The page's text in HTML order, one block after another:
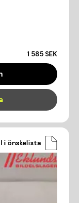
1 585 SEK
i önskelista